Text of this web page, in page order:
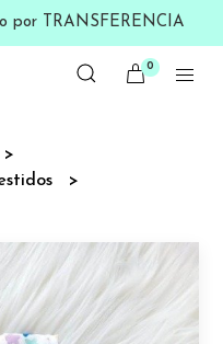
por TRANSFERENCIA
0